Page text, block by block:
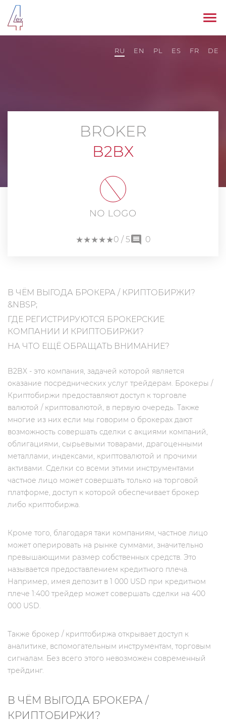
RU EN PL ES FR DE
BROKER
B2BX
★★
★★
★★
★★
★★
0 / 5 0
В ЧЁМ ВЫГОДА БРОКЕРА / КРИПТОБИРЖИ?
&NBSP;
ГДЕ РЕГИСТРИРУЮТСЯ БРОКЕРСКИЕ
КОМПАНИИ И КРИПТОБИРЖИ?
НА ЧТО ЕЩЁ ОБРАЩАТЬ ВНИМАНИЕ?
B2BX - это компания, задачей которой является
оказание посреднических услуг трейдерам. Брокеры /
Криптобиржи предоставляют доступ к торговле
валютой / криптовалютой, в первую очередь. Также
многие из них если мы говорим о брокерах дают
возможность совершать сделки с акциями компаний,
облигациями, сырьевыми товарами, драгоценными
металлами, индексами, криптовалютой и прочими
активами. Сделки со всеми этими инструментами
частное лицо может совершать только на торговой
платформе, доступ к которой обеспечивает брокер
либо криптобиржа.
Кроме того, благодаря таки компаниям, частное лицо
может оперировать на рынке суммами, значительно
превышающими размер собственных средств. Это
называется предоставлением кредитного плеча.
Например, имея депозит в 1 000 USD при кредитном
плече 1:400 трейдер может совершать сделки на 400
000 USD.
Также брокер / криптобиржа открывает доступ к
аналитике, вспомогательным инструментам, торговым
сигналам. Без всего этого невозможен современный
трейдинг.
В ЧЁМ ВЫГОДА БРОКЕРА /
КРИПТОБИРЖИ?